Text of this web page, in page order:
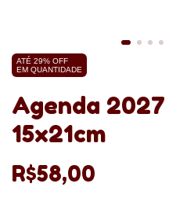
ATÉ 29% OFF
EM QUANTIDADE
Agenda
15x21cm
R$58,00